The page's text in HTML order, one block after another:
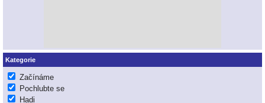
Kategorie
Začínáme
Pochlubte se
Hadi